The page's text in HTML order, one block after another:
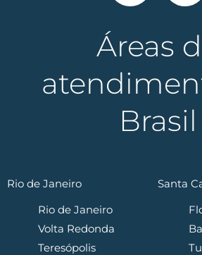
Áreas
Brasil
Rio de Janeiro
Rio de Janeiro
Volta Redonda
Teresópolis
Santa